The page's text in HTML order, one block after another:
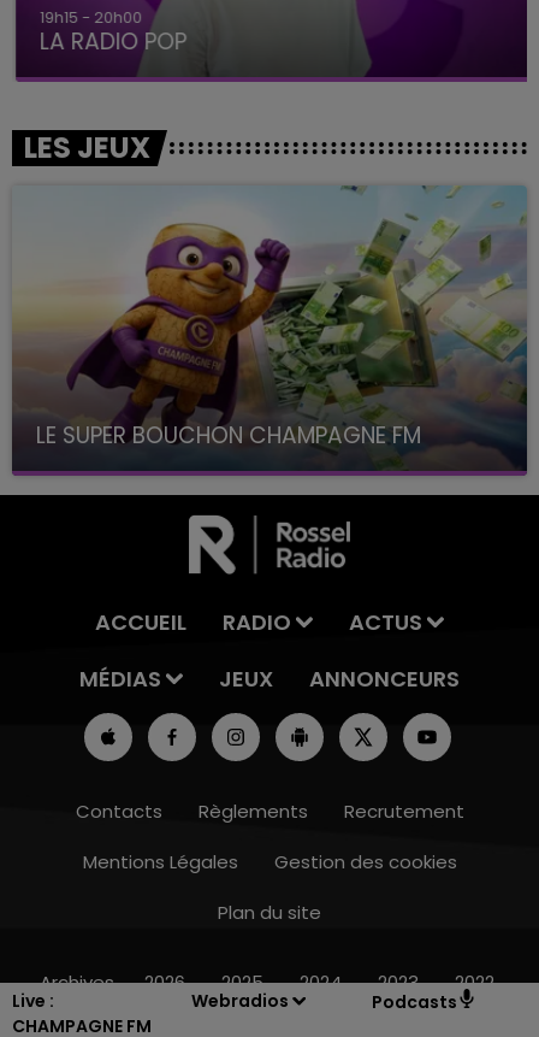
Live :
CHAMPAGNE FM
Webradios Podcasts
19h15 - 20h00
LA RADIO POP
LES JEUX
LE SUPER BOUCHON CHAMPAGNE FM
avec La Famille Champagne FM, à 8H10
ACCUEIL RADIO
ACTUS
MÉDIAS
JEUX ANNONCEURS
Contacts Règlements
Recrutement
Mentions Légales
Gestion des cookies
Plan du site
Archives 2026 2025 2024 2023 2022